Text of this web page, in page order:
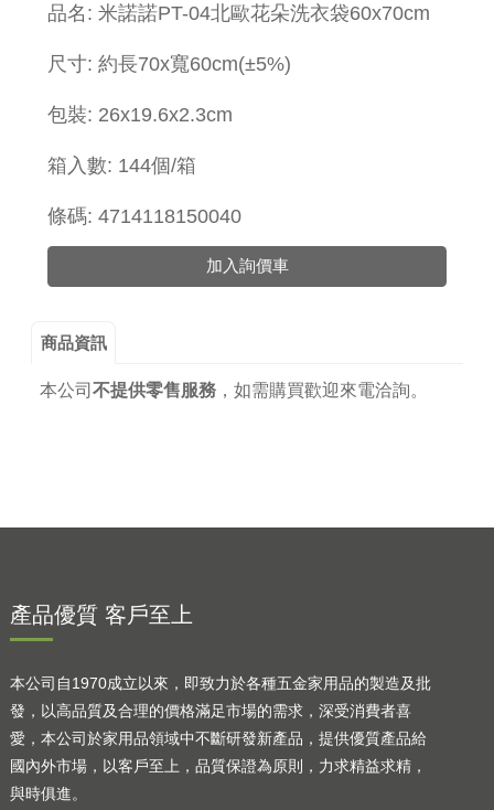
品名: 米諾諾PT-04北歐花朵洗衣袋60x70cm
尺寸: 約長70x寬60cm(±5%)
包裝: 26x19.6x2.3cm
箱入數: 144個/箱
條碼: 4714118150040
加入詢價車
商品資訊
本公司 不提供零售服務， 如需購買歡迎來電洽詢。
產品優質 客戶至上
本公司自1970成立以來，即致力於各種五金家用品的製造及批
發，以高品質及合理的價格滿足市場的需求，深受消費者喜
愛，本公司於家用品領域中不斷研發新產品，提供優質產品給
國內外市場，以客戶至上，品質保證為原則，力求精益求精，
與時俱進。